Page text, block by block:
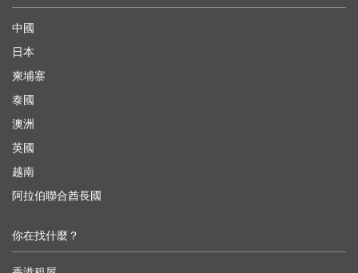
中國
日本
柬埔寨
泰國
澳洲
英國
越南
阿拉伯聯合酋長國
你在找什麼？